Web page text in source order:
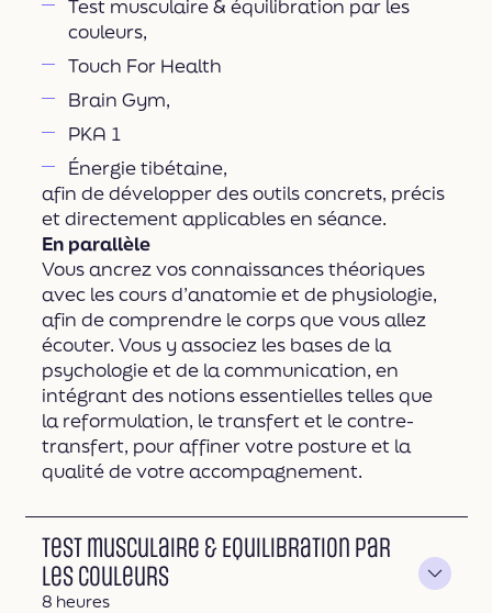
Test musculaire & équilibration par les
couleurs,
Touch For Health
Brain Gym,
PKA 1
Énergie tibétaine,
afin de développer des outils concrets, précis
et directement applicables en séance.
En parallèle
Vous ancrez vos connaissances théoriques
avec les cours d’anatomie et de physiologie,
afin de comprendre le corps que vous allez
écouter. Vous y associez les bases de la
psychologie et de la communication, en
intégrant des notions essentielles telles que
la reformulation, le transfert et le contre-
transfert, pour affiner votre posture et la
qualité de votre accompagnement.
Test musculaire & Equilibration par
les couleurs
Durée
8 heures